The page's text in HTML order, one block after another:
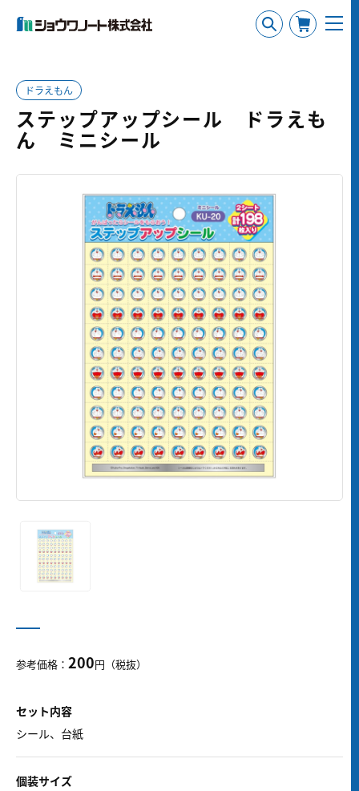
ドラえもん
ステップアップシール ドラえも
ん ミニシール
参考価格： 200円（税抜）
セット内容
シール、台紙
個装サイズ